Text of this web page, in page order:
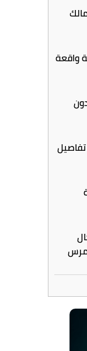
واقعة
جنيه".. تفاصيل
تتزوج 4 رجال